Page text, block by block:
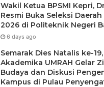
Wakil Ketua BPSMI Kepri,
Resmi Buka Seleksi Daerah
2026 di Politeknik Negeri
6 days ago
Semarak Dies Natalis ke-
Akademika UMRAH Gelar
Budaya dan Diskusi
Kampus di Pulau